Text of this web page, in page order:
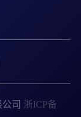
司 浙ICP备